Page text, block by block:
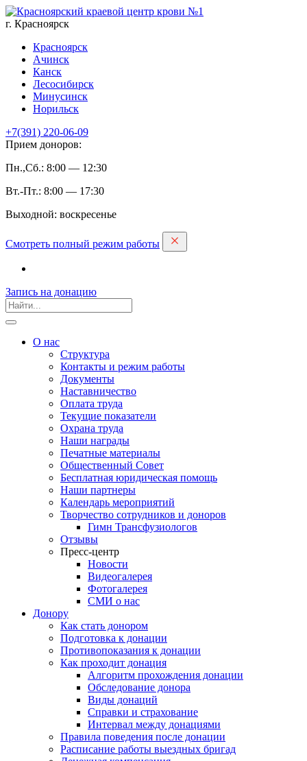
г. Красноярск
Красноярск
Ачинск
Канск
Лесосибирск
Минусинск
Норильск
+7(391) 220-06-09
Прием доноров:
Пн.,Сб.: 8:00 — 12:30
Вт.-Пт.: 8:00 — 17:30
Выходной: воскресенье
Смотреть полный режим работы
Запись на дoнацию
О нас
Структура
Контакты и режим работы
Документы
Наставничество
Оплата труда
Текущие показатели
Охрана труда
Наши награды
Печатные материалы
Общественный Совет
Бесплатная юридическая помощь
Наши партнеры
Календарь мероприятий
Творчество сотрудников и доноров
Гимн Трансфузиологов
Отзывы
Пресс-центр
Новости
Видеогалерея
Фотогалерея
СМИ о нас
Донору
Как стать донором
Подготовка к донации
Противопоказания к донации
Как проходит донация
Алгоритм прохождения донации
Обследование донора
Виды донаций
Справки и страхование
Интервал между донациями
Правила поведения после донации
Расписание работы выездных бригад